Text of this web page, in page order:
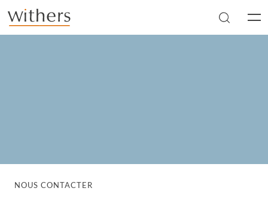
Skip to main content
NOUS CONTACTER